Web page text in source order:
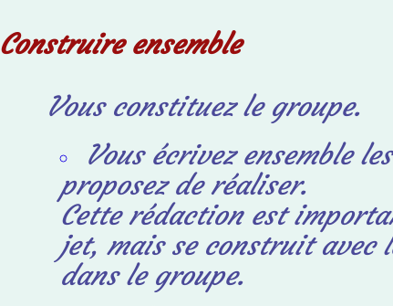
Construire ensemble
Vous constituez le groupe.
Vous écrivez ensemble
proposez de réaliser.
Cette rédaction est
jet, mais se construit avec
dans le groupe.